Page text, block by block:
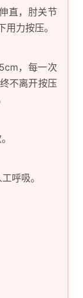
直，肘关节
力按压。
，每一次
不离开按压
呼吸。